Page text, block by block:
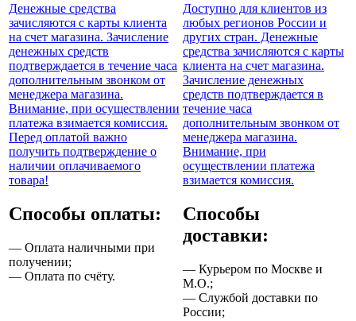
Денежные средства
зачисляются с карты клиента
на счет магазина. Зачисление
денежных средств
подтверждается в течение часа
дополнительным звонком от
менеджера магазина.
Внимание, при осуществлении
платежа взимается комиссия.
Перед оплатой важно
получить подтверждение о
наличии оплачиваемого
товара!
Способы оплаты:
— Оплата наличными при
получении;
— Оплата по счёту.
Доступно для клиентов из
любых регионов России и
других стран. Денежные
средства зачисляются с карты
клиента на счет магазина.
Зачисление денежных
средств подтверждается в
течение часа
дополнительным звонком от
менеджера магазина.
Внимание, при
осуществлении платежа
взимается комиссия.
Способы
доставки:
— Курьером по Москве и
М.О.;
— Службой доставки по
России;